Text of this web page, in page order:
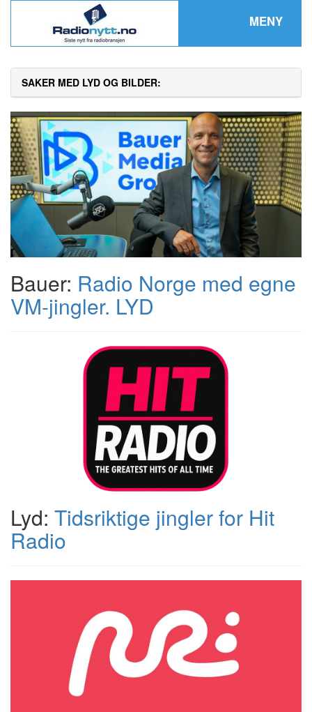
MENY
SAKER MED LYD OG BILDER:
Bauer: Radio Norge med egne
VM-jingler. LYD
Lyd: Tidsriktige jingler for Hit
Radio